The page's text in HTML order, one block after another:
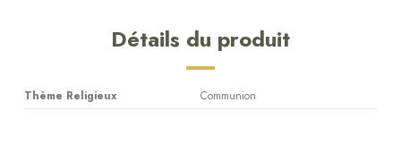
Détails du produit
Thème Religieux Communion